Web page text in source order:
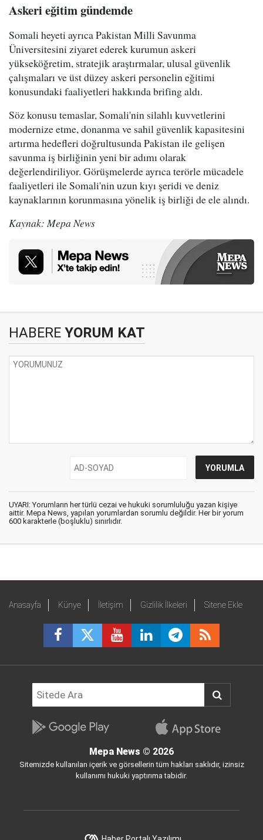
Askeri eğitim gündemde
Somali heyeti ayrıca Pakistan Milli Savunma
Üniversitesini ziyaret ederek kurumun askeri
yükseköğretim, stratejik araştırmalar, ulusal güvenlik
çalışmaları ve üst düzey askeri personelin eğitimi
konusundaki faaliyetleri hakkında brifing aldı.
Söz konusu temaslar, Somali'nin silahlı kuvvetlerini
modernize etme, donanma ve sahil güvenlik kapasitesini
artırma hedefleri doğrultusunda Pakistan ile gelişen
savunma iş birliğinin yeni bir adımı olarak
değerlendiriliyor. Görüşmelerde ayrıca terörle mücadele
faaliyetleri ile Somali'nin uzun kıyı şeridi ve deniz
kaynaklarının korunmasına yönelik iş birliği de ele alındı.
Kaynak: Mepa News
HABERE YORUM KAT
UYARI: Yorumların her türlü cezai ve hukuki sorumluluğu yazan kişiye
aittir. Mepa News, yapılan yorumlardan sorumlu değildir. Her bir yorum
600 karakterle (boşluklu) sınırlıdır.
Anasayfa Künye İletişim Gizlilik İlkeleri Sitene Ekle
Mepa News © 2026
Sitemizde kullanılan içerik ve görsellerin tüm hakları saklıdır, izinsiz
kullanımı hukuki yaptırıma tabidir.